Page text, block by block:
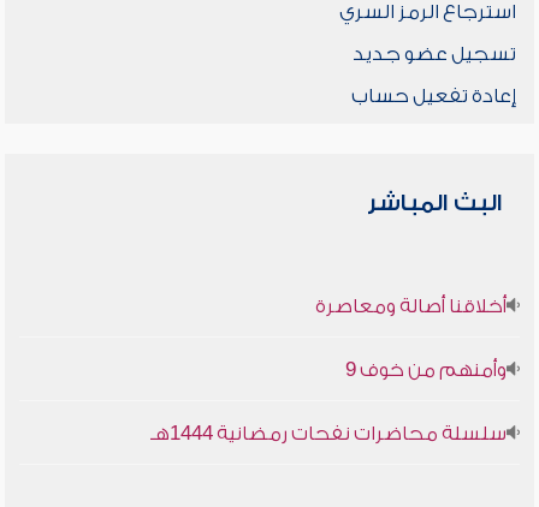
استرجاع الرمز السري
تسجيل عضو جديد
إعادة تفعيل حساب
البث المباشر
أخلاقنا أصالة ومعاصرة
وأمنهم من خوف 9
سلسلة محاضرات نفحات رمضانية 1444هـ